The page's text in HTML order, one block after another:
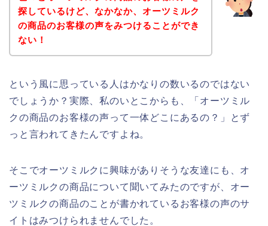
探しているけど、なかなか、オーツミルク
の商品のお客様の声をみつけることができ
ない！
という風に思っている人はかなりの数いるのではない
でしょうか？実際、私のいとこからも、「オーツミル
クの商品のお客様の声って一体どこにあるの？」とず
っと言われてきたんですよね。
そこでオーツミルクに興味がありそうな友達にも、オ
ーツミルクの商品について聞いてみたのですが、オー
ツミルクの商品のことが書かれているお客様の声のサ
イトはみつけられませんでした。